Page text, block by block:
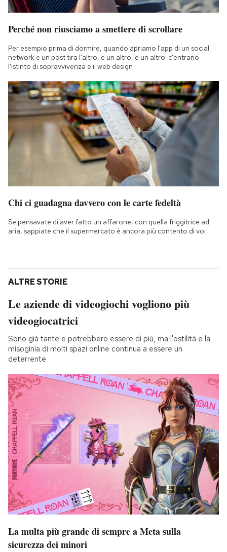
Perché non riusciamo a smettere di scrollare
Per esempio prima di dormire, quando apriamo l'app di un social
network e un post tira l'altro, e un altro, e un altro: c'entrano
l'istinto di sopravvivenza e il web design
Chi ci guadagna davvero con le carte fedeltà
Se pensavate di aver fatto un affarone, con quella friggitrice ad
aria, sappiate che il supermercato è ancora più contento di voi
ALTRE STORIE
Le aziende di videogiochi vogliono più
videogiocatrici
Sono già tante e potrebbero essere di più, ma l'ostilità e la
misoginia di molti spazi online continua a essere un
deterrente
La multa più grande di sempre a Meta sulla
sicurezza dei minori